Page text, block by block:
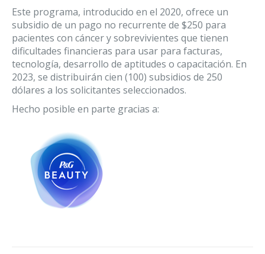
Este programa, introducido en el 2020, ofrece un
subsidio de un pago no recurrente de $250 para
pacientes con cáncer y sobrevivientes que tienen
dificultades financieras para usar para facturas,
tecnología, desarrollo de aptitudes o capacitación. En
2023, se distribuirán cien (100) subsidios de 250
dólares a los solicitantes seleccionados.
Hecho posible en parte gracias a: